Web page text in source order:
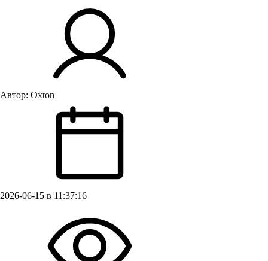
Автор: Oxton
2026-06-15 в 11:37:16